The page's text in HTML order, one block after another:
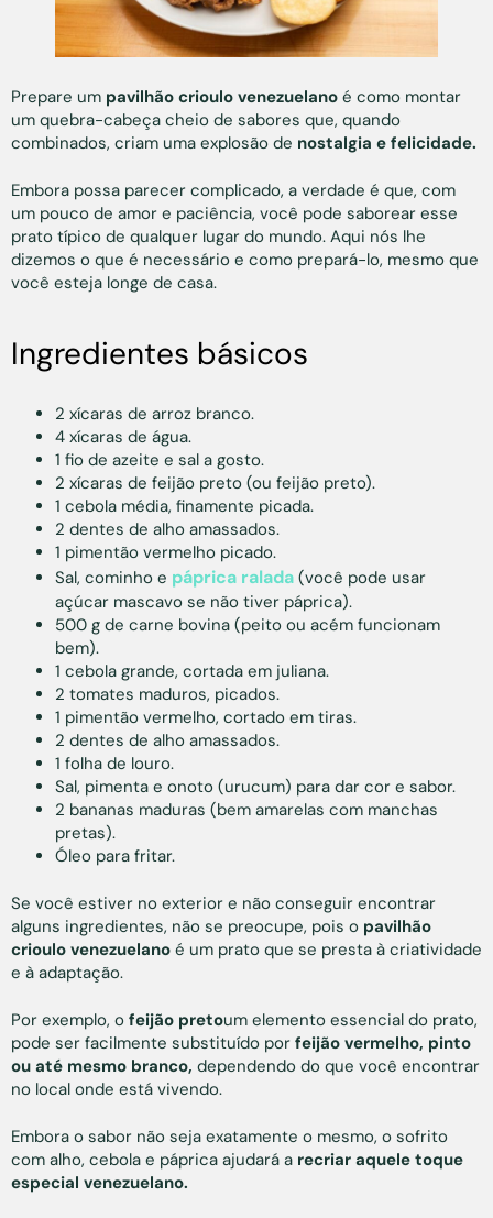
Prepare um pavilhão crioulo venezuelano é como montar
um quebra-cabeça cheio de sabores que, quando
combinados, criam uma explosão de nostalgia e felicidade.
Embora possa parecer complicado, a verdade é que, com
um pouco de amor e paciência, você pode saborear esse
prato típico de qualquer lugar do mundo. Aqui nós lhe
dizemos o que é necessário e como prepará-lo, mesmo que
você esteja longe de casa.
Ingredientes básicos
2 xícaras de arroz branco.
4 xícaras de água.
1 fio de azeite e sal a gosto.
2 xícaras de feijão preto (ou feijão preto).
1 cebola média, finamente picada.
2 dentes de alho amassados.
1 pimentão vermelho picado.
Sal, cominho e páprica ralada (você pode usar
açúcar mascavo se não tiver páprica).
500 g de carne bovina (peito ou acém funcionam
bem).
1 cebola grande, cortada em juliana.
2 tomates maduros, picados.
1 pimentão vermelho, cortado em tiras.
2 dentes de alho amassados.
1 folha de louro.
Sal, pimenta e onoto (urucum) para dar cor e sabor.
2 bananas maduras (bem amarelas com manchas
pretas).
Óleo para fritar.
Se você estiver no exterior e não conseguir encontrar
alguns ingredientes, não se preocupe, pois o pavilhão
crioulo venezuelano é um prato que se presta à criatividade
e à adaptação.
Por exemplo, o feijão pretoum elemento essencial do prato,
pode ser facilmente substituído por feijão vermelho, pinto
ou até mesmo branco, dependendo do que você encontrar
no local onde está vivendo.
Embora o sabor não seja exatamente o mesmo, o sofrito
com alho, cebola e páprica ajudará a recriar aquele toque
especial venezuelano.